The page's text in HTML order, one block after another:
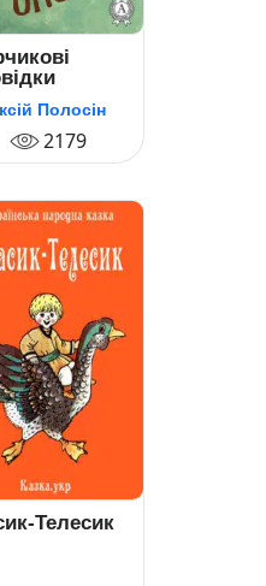
Полосін
2179
Телесик